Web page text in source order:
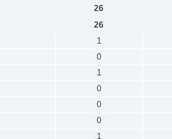
26
26
1
0
1
0
0
0
1